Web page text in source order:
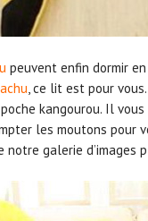
peuvent enfin dormir
, ce lit est pour
kangourou. Il
les moutons pour
notre galerie d’images